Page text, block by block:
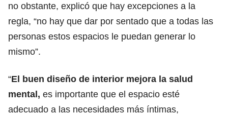
no obstante, explicó que hay excepciones a la
regla, “no hay que dar por sentado que a todas las
personas estos espacios le puedan generar lo
mismo”.
“El buen diseño de interior mejora la salud
mental, es importante que el espacio esté
adecuado a las necesidades más íntimas,